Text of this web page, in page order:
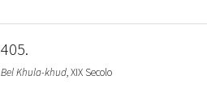
405
Bel Khula-khud, XIX Secolo